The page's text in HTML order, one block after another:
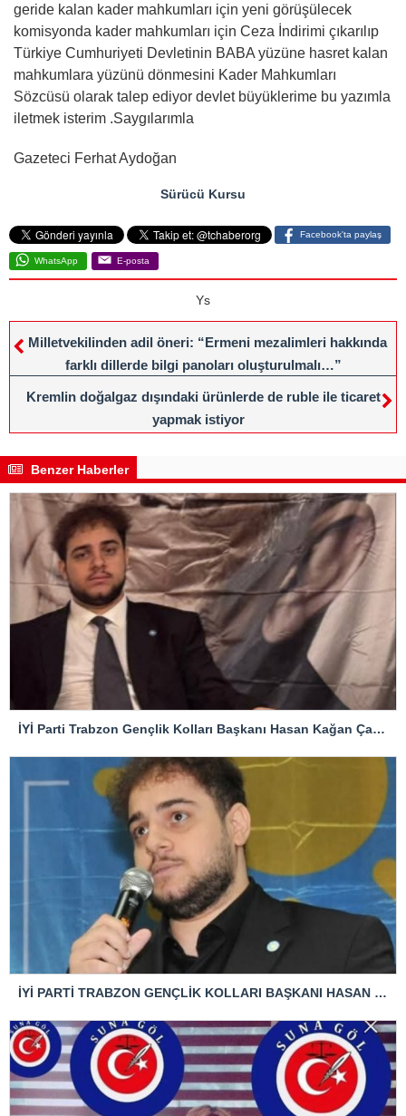
geride kalan kader mahkumları için yeni görüşülecek
komisyonda kader mahkumları için Ceza İndirimi çıkarılıp
Türkiye Cumhuriyeti Devletinin BABA yüzüne hasret kalan
mahkumlara yüzünü dönmesini Kader Mahkumları
Sözcüsü olarak talep ediyor devlet büyüklerime bu yazımla
iletmek isterim .Saygılarımla
Gazeteci Ferhat Aydoğan
Sürücü Kursu
Facebook'ta paylaş
WhatsApp E-posta
Ys
Milletvekilinden adil öneri: “Ermeni mezalimleri hakkında
farklı dillerde bilgi panoları oluşturulmalı…”
Kremlin doğalgaz dışındaki ürünlerde de ruble ile ticaret
yapmak istiyor
Benzer Haberler
İYİ Parti Trabzon Gençlik Kolları Başkanı Hasan Kağan Çakıroğlu’ndan Mattia Ahmet Minguzzi Davasına Tepki
İYİ PARTİ TRABZON GENÇLİK KOLLARI BAŞKANI HASAN KAĞAN ÇAKIROĞLU’NDAN TBMM BAŞKANI’NA ÇOK SERT TEPKİ: “ANAYASAL SUÇ İŞLENMİŞTİR!”